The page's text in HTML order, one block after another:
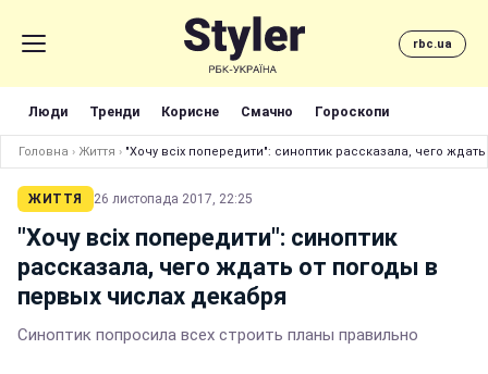
rbc.ua
Люди Тренди Корисне Смачно Гороскопи
Головна › Життя › "Хочу всіх попередити": синоптик рассказала, чего
ЖИТТЯ 26 листопада 2017, 22:25
"Хочу всіх попередити": синоптик
рассказала, чего ждать от погоды в
первых числах декабря
Синоптик попросила всех строить планы правильно